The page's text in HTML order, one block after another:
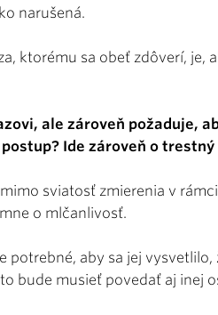
narušená.
ktorému sa obeť zdôverí, je,
ale zároveň požaduje,
Ide zároveň o trestný
sviatosť zmierenia v
o mlčanlivosť.
potrebné, aby sa jej
bude musieť povedať aj inej